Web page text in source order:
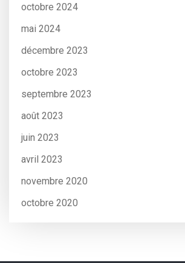
octobre 2024
mai 2024
décembre 2023
octobre 2023
septembre 2023
août 2023
juin 2023
avril 2023
novembre 2020
octobre 2020